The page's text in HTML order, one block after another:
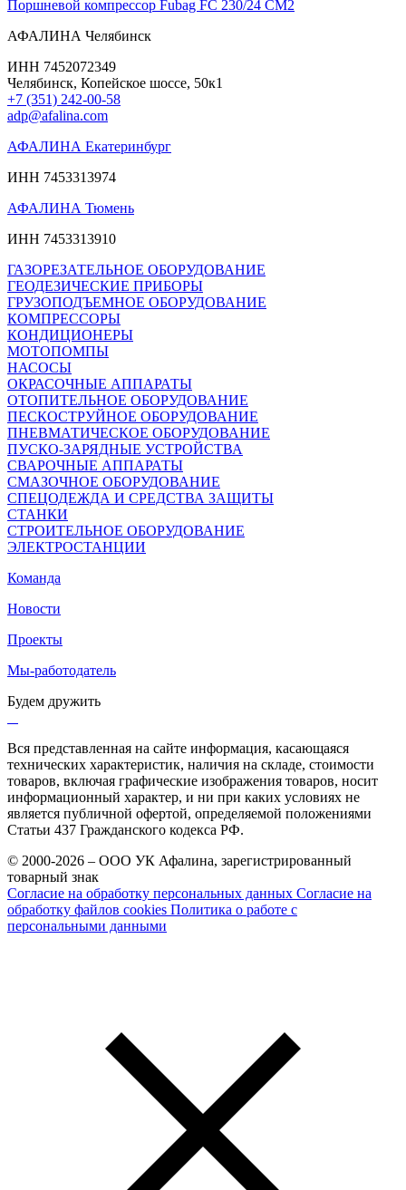
Поршневой компрессор Fubag FС 230/24 CM2
АФАЛИНА Челябинск
ИНН 7452072349
Челябинск, Копейское шоссе, 50к1
+7 (351) 242-00-58
adp@afalina.com
АФАЛИНА Екатеринбург
ИНН 7453313974
АФАЛИНА Тюмень
ИНН 7453313910
ГАЗОРЕЗАТЕЛЬНОЕ ОБОРУДОВАНИЕ
ГЕОДЕЗИЧЕСКИЕ ПРИБОРЫ
ГРУЗОПОДЪЕМНОЕ ОБОРУДОВАНИЕ
КОМПРЕССОРЫ
КОНДИЦИОНЕРЫ
МОТОПОМПЫ
НАСОСЫ
ОКРАСОЧНЫЕ АППАРАТЫ
ОТОПИТЕЛЬНОЕ ОБОРУДОВАНИЕ
ПЕСКОСТРУЙНОЕ ОБОРУДОВАНИЕ
ПНЕВМАТИЧЕСКОЕ ОБОРУДОВАНИЕ
ПУСКО-ЗАРЯДНЫЕ УСТРОЙСТВА
СВАРОЧНЫЕ АППАРАТЫ
СМАЗОЧНОЕ ОБОРУДОВАНИЕ
СПЕЦОДЕЖДА И СРЕДСТВА ЗАЩИТЫ
СТАНКИ
СТРОИТЕЛЬНОЕ ОБОРУДОВАНИЕ
ЭЛЕКТРОСТАНЦИИ
Команда
Новости
Проекты
Мы-работодатель
Будем дружить
Вся представленная на сайте информация, касающаяся
технических характеристик, наличия на складе, стоимости
товаров, включая графические изображения товаров, носит
информационный характер, и ни при каких условиях не
является публичной офертой, определяемой положениями
Статьи 437 Гражданского кодекса РФ.
© 2000-2026 – ООО УК Афалина, зарегистрированный
товарный знак
Согласие на обработку персональных данных Согласие на
обработку файлов cookies Политика о работе с
персональными данными